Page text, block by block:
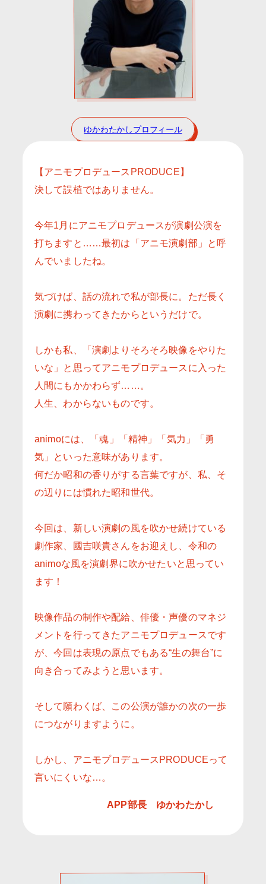
ゆかわたかしプロフィール
【アニモプロデュースPRODUCE】
決して誤植ではありません。
今年1月にアニモプロデュースが演劇公演を
打ちますと……最初は「アニモ演劇部」と呼
んでいましたね。
気づけば、話の流れで私が部長に。ただ長く
演劇に携わってきたからというだけで。
しかも私、「演劇よりそろそろ映像をやりた
いな」と思ってアニモプロデュースに入った
人間にもかかわらず……。
人生、わからないものです。
animoには、「魂」「精神」「気力」「勇
気」といった意味があります。
何だか昭和の香りがする言葉ですが、私、そ
の辺りには慣れた昭和世代。
今回は、新しい演劇の風を吹かせ続けている
劇作家、國吉咲貴さんをお迎えし、令和の
animoな風を演劇界に吹かせたいと思ってい
ます！
映像作品の制作や配給、俳優・声優のマネジ
メントを行ってきたアニモプロデュースです
が、今回は表現の原点でもある“生の舞台”に
向き合ってみようと思います。
そして願わくば、この公演が誰かの次の一歩
につながりますように。
しかし、アニモプロデュースPRODUCEって
言いにくいな…。
APP部長 ゆかわたかし